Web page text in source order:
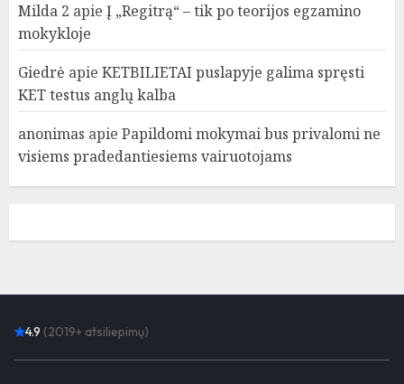
Milda 2 apie Į „Regitrą“ – tik po teorijos egzamino
mokykloje
Giedrė apie KETBILIETAI puslapyje galima spręsti
KET testus anglų kalba
anonimas apie Papildomi mokymai bus privalomi ne
visiems pradedantiesiems vairuotojams
4.9 (2019+ atsiliepimų)